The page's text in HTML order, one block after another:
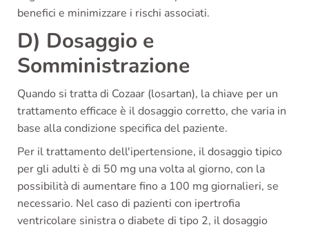
benefici e minimizzare i rischi associati.
D) Dosaggio e
Somministrazione
Quando si tratta di Cozaar (losartan), la chiave per un
trattamento efficace è il dosaggio corretto, che varia in
base alla condizione specifica del paziente.
Per il trattamento dell'ipertensione, il dosaggio tipico
per gli adulti è di 50 mg una volta al giorno, con la
possibilità di aumentare fino a 100 mg giornalieri, se
necessario. Nel caso di pazienti con ipertrofia
ventricolare sinistra o diabete di tipo 2, il dosaggio